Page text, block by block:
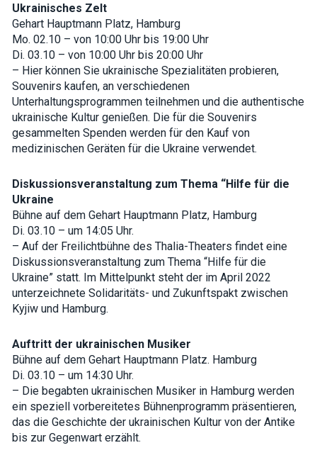
Ukrainisches Zelt
Gehart Hauptmann Platz, Hamburg
Mo. 02.10 – von 10:00 Uhr bis 19:00 Uhr
Di. 03.10 – von 10:00 Uhr bis 20:00 Uhr
– Hier können Sie ukrainische Spezialitäten probieren,
Souvenirs kaufen, an verschiedenen
Unterhaltungsprogrammen teilnehmen und die authentische
ukrainische Kultur genießen. Die für die Souvenirs
gesammelten Spenden werden für den Kauf von
medizinischen Geräten für die Ukraine verwendet.
Diskussionsveranstaltung zum Thema “Hilfe für die
Ukraine
Bühne auf dem Gehart Hauptmann Platz, Hamburg
Di. 03.10 – um 14:05 Uhr.
– Auf der Freilichtbühne des Thalia-Theaters findet eine
Diskussionsveranstaltung zum Thema “Hilfe für die
Ukraine” statt. Im Mittelpunkt steht der im April 2022
unterzeichnete Solidaritäts- und Zukunftspakt zwischen
Kyjiw und Hamburg.
Auftritt der ukrainischen Musiker
Bühne auf dem Gehart Hauptmann Platz. Hamburg
Di. 03.10 – um 14:30 Uhr.
– Die begabten ukrainischen Musiker in Hamburg werden
ein speziell vorbereitetes Bühnenprogramm präsentieren,
das die Geschichte der ukrainischen Kultur von der Antike
bis zur Gegenwart erzählt.